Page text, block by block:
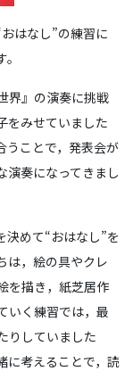
はなし”の練習に
界』の演奏に挑戦
をみせていました
うことで，発表会が
演奏になってきまし
決めて“おはなし”を
は，絵の具やクレ
を描き，紙芝居作
いく練習では，最
りしていました
に考えることで，読